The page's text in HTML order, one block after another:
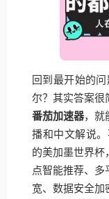
回到最开始的
尔？其实答案很
番茄加速器，就
播和中文解说
的美加墨世界杯
点智能推荐、
宽、数据安全加